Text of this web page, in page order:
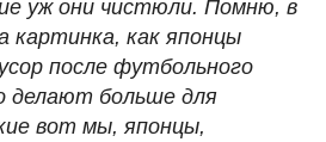
уж они чистюли. Помню, в
картинка, как японцы
после футбольного
делают больше для
вот мы, японцы,